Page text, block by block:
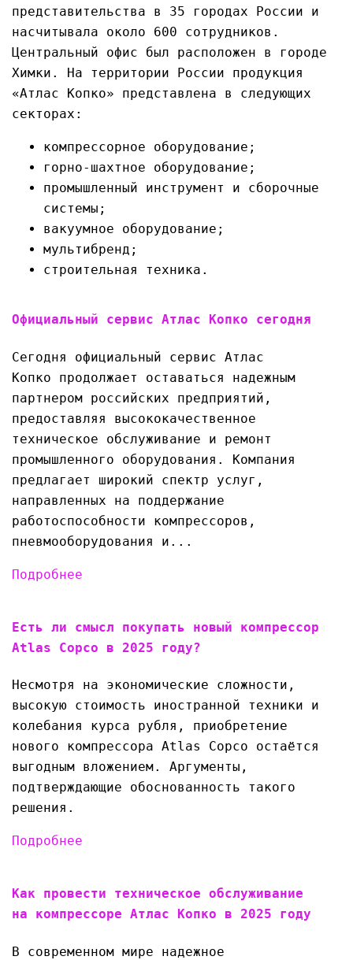
представительства в 35 городах России и
насчитывала около 600 сотрудников.
Центральный офис был расположен в городе
Химки. На территории России продукция
«Атлас Копко» представлена в следующих
секторах:
компрессорное оборудование;
горно-шахтное оборудование;
промышленный инструмент и сборочные
системы;
вакуумное оборудование;
мультибренд;
строительная техника.
Официальный сервис Атлас Копко сегодня
Сегодня официальный сервис Атлас
Копко продолжает оставаться надежным
партнером российских предприятий,
предоставляя высококачественное
техническое обслуживание и ремонт
промышленного оборудования. Компания
предлагает широкий спектр услуг,
направленных на поддержание
работоспособности компрессоров,
пневмооборудования и...
Подробнее
Есть ли смысл покупать новый компрессор
Atlas Copco в 2025 году?
Несмотря на экономические сложности,
высокую стоимость иностранной техники и
колебания курса рубля, приобретение
нового компрессора Atlas Copco остаётся
выгодным вложением. Аргументы,
подтверждающие обоснованность такого
решения.
Подробнее
Как провести техническое обслуживание
на компрессоре Атлас Копко в 2025 году
В современном мире надежное